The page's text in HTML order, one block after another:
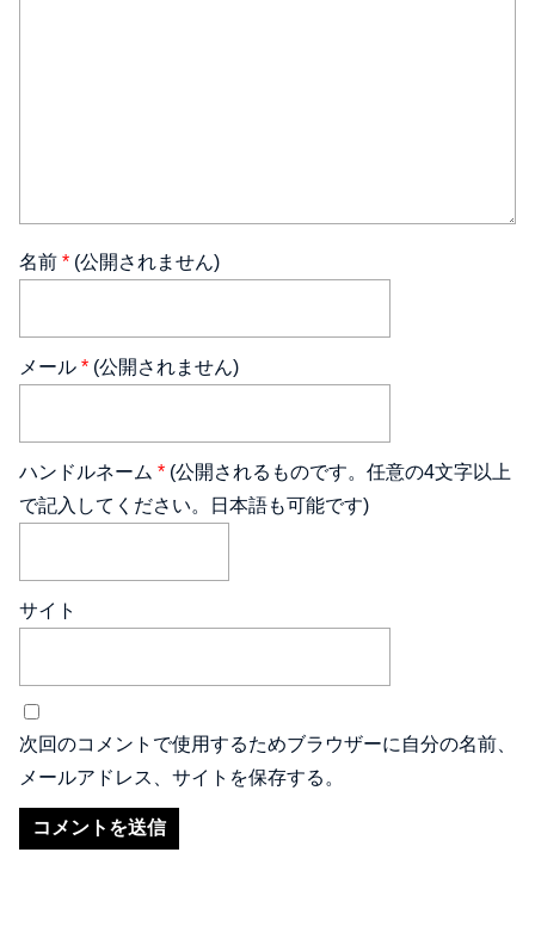
名前 * (公開されません)
メール * (公開されません)
ハンドルネーム * (公開されるものです。任意の4文字以上
で記入してください。日本語も可能です)
サイト
次回のコメントで使用するためブラウザーに自分の名前、
メールアドレス、サイトを保存する。